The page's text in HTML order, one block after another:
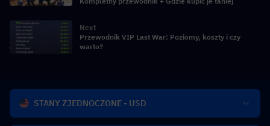
Next
Przewodnik VIP Last War: Poziomy, koszty i czy
warto?
STANY ZJEDNOCZONE - USD